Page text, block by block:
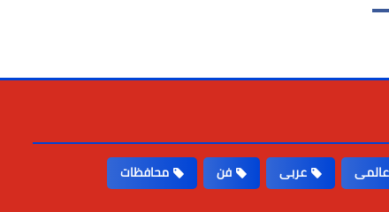
عالمى عربى فن
محافظات